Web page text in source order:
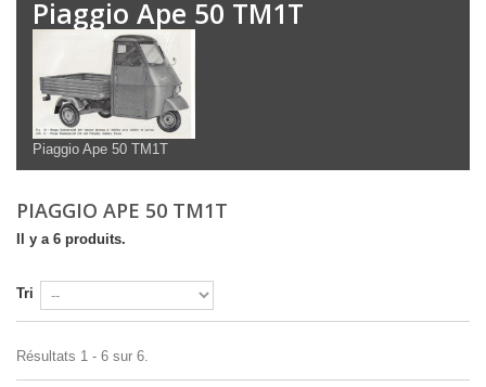
Piaggio Ape 50 TM1T
Piaggio Ape 50 TM1T
PIAGGIO APE 50 TM1T
Il y a 6 produits.
Tri
Résultats 1 - 6 sur 6.